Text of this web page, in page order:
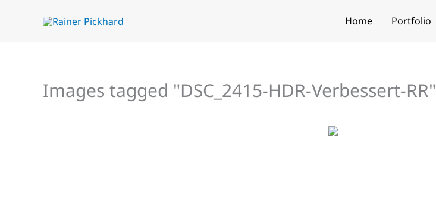
Home Portfolio
Images tagged "DSC_2415-HDR-Verbessert-RR"